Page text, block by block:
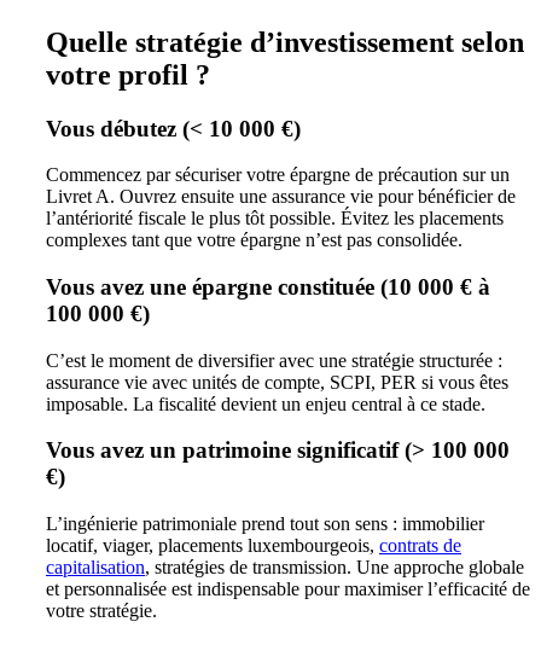
Quelle stratégie d’investissement selon
votre profil ?
Vous débutez (< 10 000 €)
Commencez par sécuriser votre épargne de précaution sur un
Livret A. Ouvrez ensuite une assurance vie pour bénéficier de
l’antériorité fiscale le plus tôt possible. Évitez les placements
complexes tant que votre épargne n’est pas consolidée.
Vous avez une épargne constituée (10 000 € à
100 000 €)
C’est le moment de diversifier avec une stratégie structurée :
assurance vie avec unités de compte, SCPI, PER si vous êtes
imposable. La fiscalité devient un enjeu central à ce stade.
Vous avez un patrimoine significatif (> 100 000
€)
L’ingénierie patrimoniale prend tout son sens : immobilier
locatif, viager, placements luxembourgeois, contrats de
capitalisation, stratégies de transmission. Une approche globale
et personnalisée est indispensable pour maximiser l’efficacité de
votre stratégie.